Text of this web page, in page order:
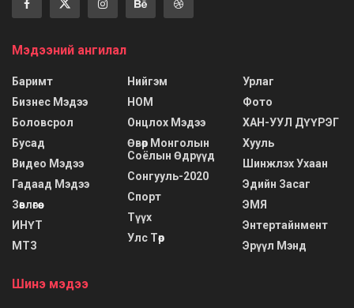
Мэдээний ангилал
Баримт
Бизнес Мэдээ
Боловсрол
Бусад
Видео Мэдээ
Гадаад Мэдээ
Зөвлөгөө
ИНҮТ
МТЗ
Нийгэм
НОМ
Онцлох Мэдээ
Өвөр Монголын
Соёлын Өдрүүд
Сонгууль-2020
Спорт
Түүх
Улс Төр
Урлаг
Фото
ХАН-УУЛ ДҮҮРЭГ
Хууль
Шинжлэх Ухаан
Эдийн Засаг
ЭМЯ
Энтертайнмент
Эрүүл Мэнд
Шинэ мэдээ